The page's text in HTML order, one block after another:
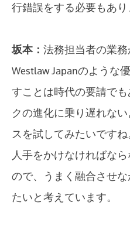
行錯誤をする必要もあり
坂本： 法務担当者の業務
Westlaw Japanのような
すことは時代の要請で
クの進化に乗り遅れな
スを試してみたいです
人手をかけなければな
ので、うまく融合させ
たいと考えています。